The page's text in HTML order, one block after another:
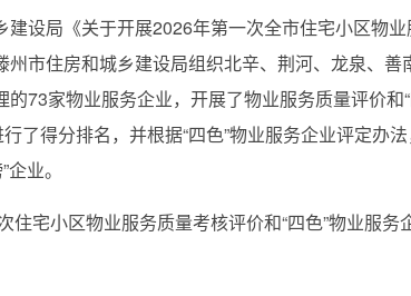
局《关于开展2026年第一次全市住宅小区物业
州市住房和城乡建设局组织北辛、荆河、龙泉、
73家物业服务企业，开展了物业服务质量评价和
了得分排名，并根据“四色”物业服务企业评定办法
业。
宅小区物业服务质量考核评价和“四色”物业服务